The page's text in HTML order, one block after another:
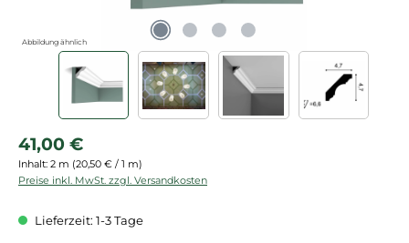
Abbildung ähnlich
Regulärer Preis:
41,00 €
Inhalt: 2 m (20,50 € / 1 m)
Preise inkl. MwSt. zzgl. Versandkosten
Lieferzeit: 1-3 Tage